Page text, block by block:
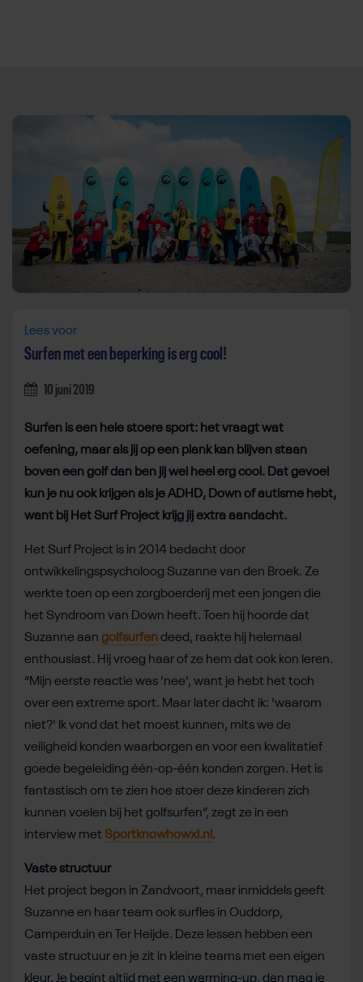
Direct door naar content
Lees voor
Surfen met een beperking is erg cool!
10 juni 2019
Surfen is een hele stoere sport: het vraagt wat
oefening, maar als jij op een plank kan blijven staan
boven een golf dan ben jij wel heel erg cool. Dat gevoel
kun je nu ook krijgen als je ADHD, Down of autisme hebt,
want bij Het Surf Project krijg jij extra aandacht.
Het Surf Project is in 2014 bedacht door
ontwikkelingspsycholoog Suzanne van den Broek. Ze
werkte toen op een zorgboerderij met een jongen die
het Syndroom van Down heeft. Toen hij hoorde dat
Suzanne aan golfsurfendeed, raakte hij helemaal
enthousiast. Hij vroeg haar of ze hem dat ook kon leren.
“Mijn eerste reactie was 'nee', want je hebt het toch
over een extreme sport. Maar later dacht ik: 'waarom
niet?' Ik vond dat het moest kunnen, mits we de
veiligheid konden waarborgen en voor een kwalitatief
goede begeleiding één-op-één konden zorgen. Het is
fantastisch om te zien hoe stoer deze kinderen zich
kunnen voelen bij het golfsurfen”, zegt ze in een
interview met Sportknowhowxl.nl .
Vaste structuur
Het project begon in Zandvoort, maar inmiddels geeft
Suzanne en haar team ook surfles in Ouddorp,
Camperduin en Ter Heijde. Deze lessen hebben een
vaste structuur en je zit in kleine teams met een eigen
kleur. Je begint altijd met een warming-up, dan mag je